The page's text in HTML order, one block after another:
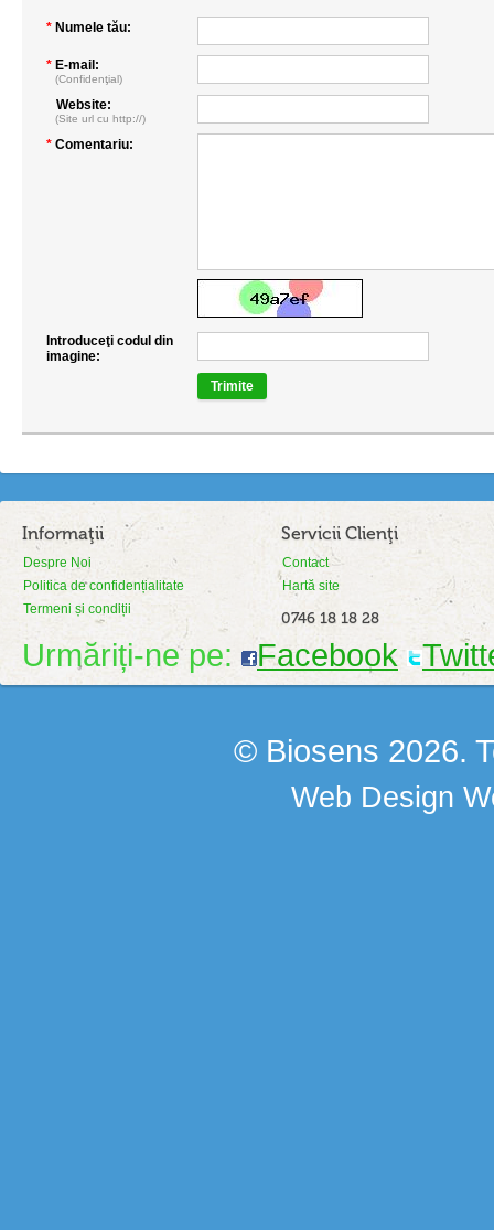
* Numele tău:
* E-mail:
(Confidenţial)
Website:
(Site url cu http://)
* Comentariu:
Introduceţi codul din
imagine:
Trimite
Informaţii
Despre Noi
Politica de confidențialitate
Termeni și condiții
Servicii Clienţi
Contact
Hartă site
0746 18 18 28
Urmăriți-ne pe: Facebook
© Biosens 2026.
Web Design